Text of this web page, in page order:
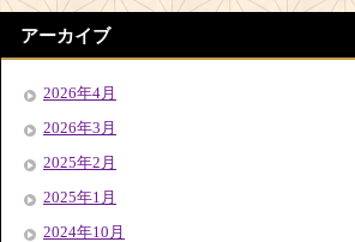
アーカイブ
2026年4月
2026年3月
2025年2月
2025年1月
2024年10月